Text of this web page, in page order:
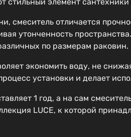
стильный элемент
смеситель отличается
утонченность
по размерам раковин.
экономить воду, не
установки и делает
1 год, а на сам
LUCE, к которой